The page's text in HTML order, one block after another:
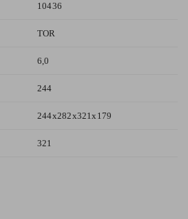
10436
TOR
6,0
244
244х282х321х179
321